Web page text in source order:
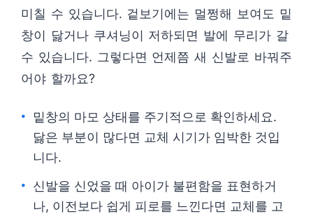
미칠 수 있습니다. 겉보기에는 멀쩡해 보여도 밑
창이 닳거나 쿠셔닝이 저하되면 발에 무리가 갈
수 있습니다. 그렇다면 언제쯤 새 신발로 바꿔주
어야 할까요?
밑창의 마모 상태를 주기적으로 확인하세요.
닳은 부분이 많다면 교체 시기가 임박한 것입
니다.
신발을 신었을 때 아이가 불편함을 표현하거
나, 이전보다 쉽게 피로를 느낀다면 교체를 고